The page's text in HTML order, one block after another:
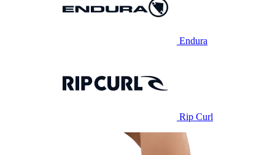
Endura
Rip Curl